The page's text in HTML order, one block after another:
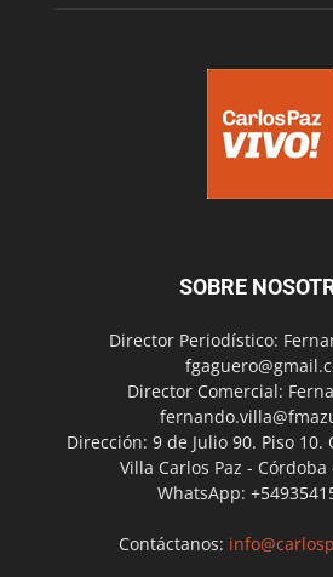
SOBRE
Director Periodístico:
Director Comercial:
Dirección: 9 de Julio 90. Piso 10.
Villa Carlos Paz -
WhatsApp:
Contáctanos: